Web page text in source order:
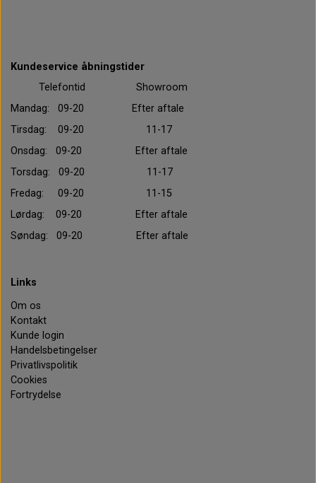
Kundeservice åbningstider
Telefontid Showroom
Mandag: 09-20 Efter aftale
Tirsdag: 09-20 11-17
Onsdag: 09-20 Efter aftale
Torsdag: 09-20 11-17
Fredag: 09-20 11-15
Lørdag: 09-20 Efter aftale
Søndag: 09-20 Efter aftale
Links
Om os
Kontakt
Kunde login
Handelsbetingelser
Privatlivspolitik
Cookies
Fortrydelse